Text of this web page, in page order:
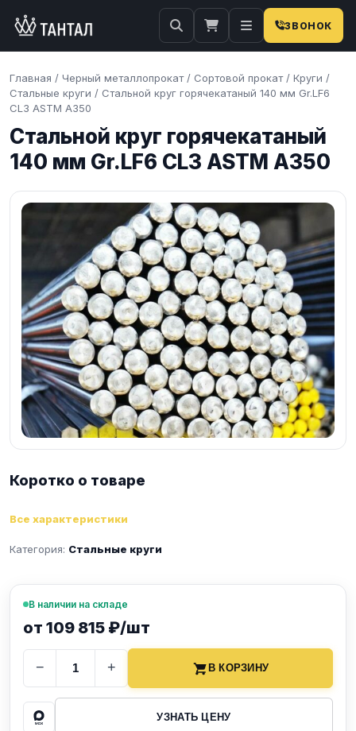
ЗВОНОК
Главная / Черный металлопрокат / Сортовой прокат / Круги /
Стальные круги / Стальной круг горячекатаный 140 мм Gr.LF6
CL3 ASTM A350
Стальной круг горячекатаный
140 мм Gr.LF6 CL3 ASTM A350
Коротко о товаре
Все характеристики
Категория: Стальные круги
В наличии на складе
от 109 815 ₽/шт
− + В КОРЗИНУ
УЗНАТЬ ЦЕНУ